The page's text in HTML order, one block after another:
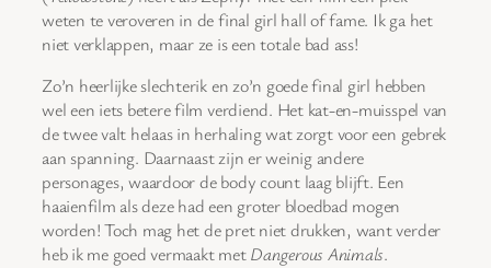
weten te veroveren in de final girl hall of fame. Ik ga het
niet verklappen, maar ze is een totale bad ass!
Zo’n heerlijke slechterik en zo’n goede final girl hebben
wel een iets betere film verdiend. Het kat-en-muisspel van
de twee valt helaas in herhaling wat zorgt voor een gebrek
aan spanning. Daarnaast zijn er weinig andere
personages, waardoor de body count laag blijft. Een
haaienfilm als deze had een groter bloedbad mogen
worden! Toch mag het de pret niet drukken, want verder
heb ik me goed vermaakt metDangerous Animals.